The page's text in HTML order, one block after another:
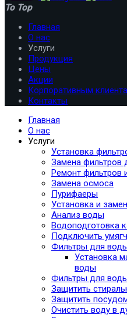
To Top
Главная
О нас
Услуги
Продукция
Цены
Акции
Корпоративным
Контакты
Главная
О нас
Услуги
Установка
Замена фильтров
Ремонт фильтров
Замена осмоса
Пурифаеры
Установка и
Анализ воды
Водоподготовка
Подключить
Фильтры для
Установка
воды
Фильтры для
Защитить
Защитить
Очистить воду в